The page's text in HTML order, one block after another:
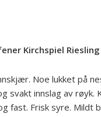
Kirchspiel
Noe lukket på
svakt innslag av
fast. Frisk syre. Mildt